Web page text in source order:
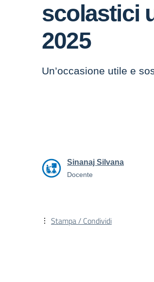
scolastici
2025
Un’occasione utile e
Sinanaj Silvana
Docente
Stampa / Condividi